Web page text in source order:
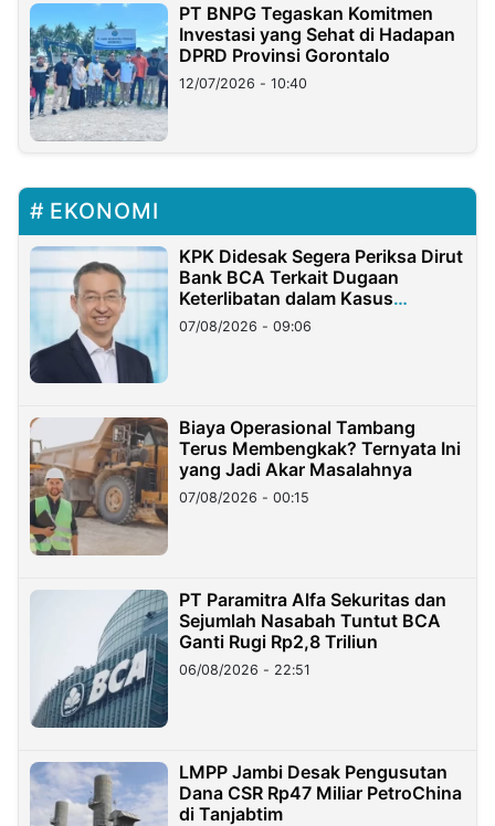
PT BNPG Tegaskan Komitmen
Investasi yang Sehat di Hadapan
DPRD Provinsi Gorontalo
12/07/2026 - 10:40
EKONOMI
KPK Didesak Segera Periksa Dirut
Bank BCA Terkait Dugaan
Keterlibatan dalam Kasus
Hilangnya Dana Nasabah Rp2,58
Miliar
07/08/2026 - 09:06
Biaya Operasional Tambang
Terus Membengkak? Ternyata Ini
yang Jadi Akar Masalahnya
07/08/2026 - 00:15
PT Paramitra Alfa Sekuritas dan
Sejumlah Nasabah Tuntut BCA
Ganti Rugi Rp2,8 Triliun
06/08/2026 - 22:51
LMPP Jambi Desak Pengusutan
Dana CSR Rp47 Miliar PetroChina
di Tanjabtim